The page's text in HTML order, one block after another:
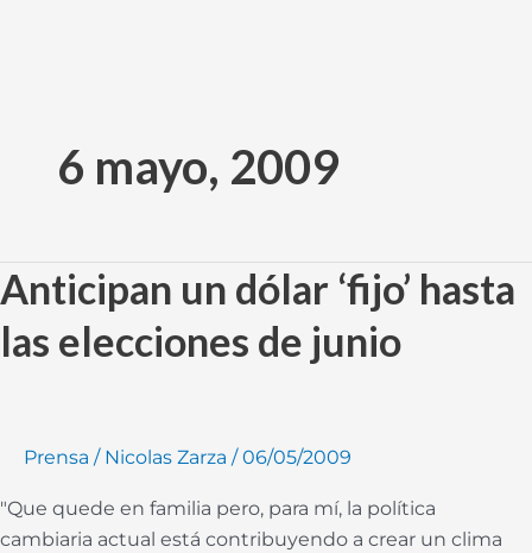
contenido6 mayo, 2009
Anticipan un dólar ‘fijo’ hasta
las elecciones de junio
Prensa / Nicolas Zarza /06/05/2009
"Que quede en familia pero, para mí, la política
cambiaria actual está contribuyendo a crear un clima
Anticipan
un
dólar
elecciones
junio